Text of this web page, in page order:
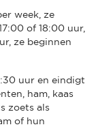
week, ze
of 18:00 uur,
ze beginnen
uur en eindigt
ham, kaas
zoets als
of hun